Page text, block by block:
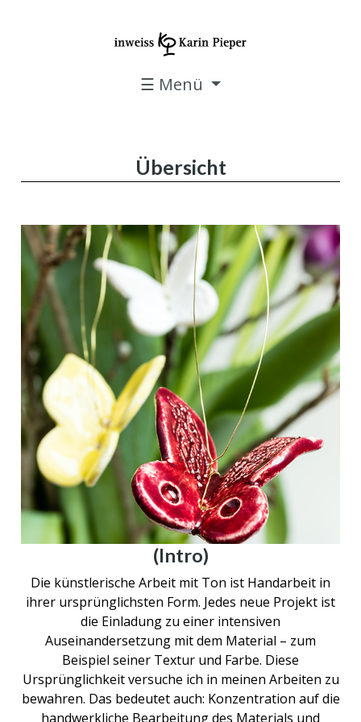
☰ Menü
Übersicht
(Intro)
Die künstlerische Arbeit mit Ton ist Handarbeit in
ihrer ursprünglichsten Form. Jedes neue Projekt ist
die Einladung zu einer intensiven
Auseinandersetzung mit dem Material – zum
Beispiel seiner Textur und Farbe. Diese
Ursprünglichkeit versuche ich in meinen Arbeiten zu
bewahren. Das bedeutet auch: Konzentration auf die
handwerkliche Bearbeitung des Materials und